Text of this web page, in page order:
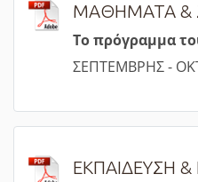
ΜΑΘΗΜΑΤΑ &
Το πρόγραμμα
ΣΕΠΤΕΜΒΡΗΣ -
ΕΚΠΑΙΔΕΥΣΗ